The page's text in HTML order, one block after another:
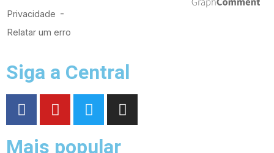
Siga a Central
Mais popular